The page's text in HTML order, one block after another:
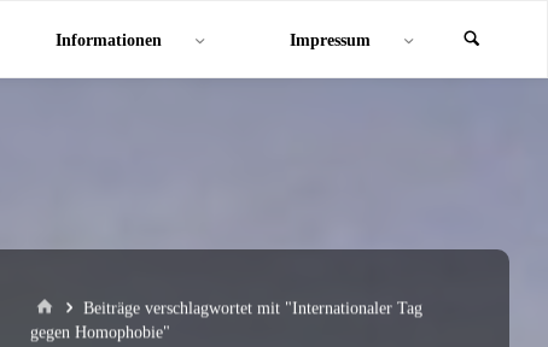
Informationen Impressum
StartBeiträge verschlagwortet mit "Internationaler Tag
gegen Homophobie"